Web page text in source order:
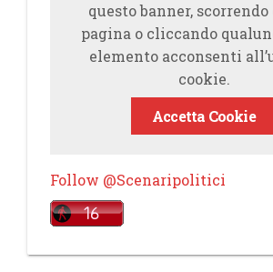
questo banner, scorrendo
pagina o cliccando
elemento acconsenti
cookie.
Accetta Cookie
Follow @Scenaripolitici